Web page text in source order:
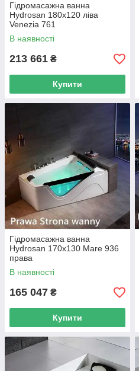
Гідромасажна ванна
Hydrosan 180х120 ліва
Venezia 761
В наявності
213 661 ₴
Купити
Гідромасажна ванна
Hydrosan 170х130 Mare 936
права
В наявності
165 047 ₴
Купити